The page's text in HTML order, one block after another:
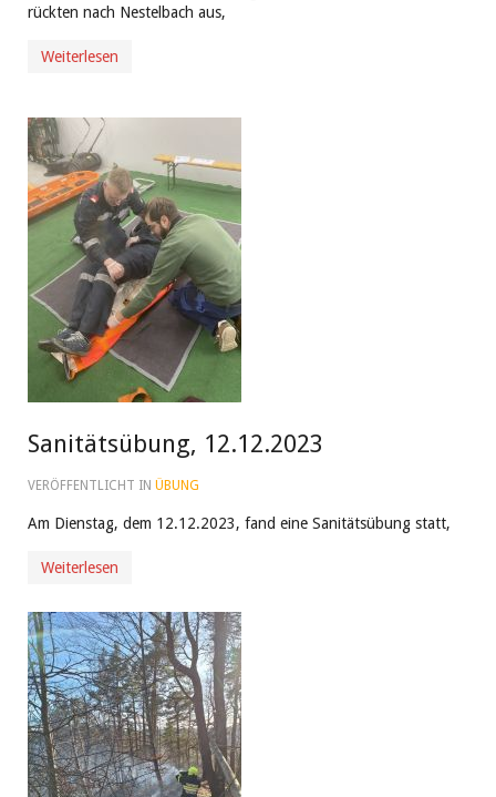
rückten nach Nestelbach aus,
Weiterlesen
Sanitätsübung, 12.12.2023
VERÖFFENTLICHT IN ÜBUNG
Am Dienstag, dem 12.12.2023, fand eine Sanitätsübung statt,
Weiterlesen